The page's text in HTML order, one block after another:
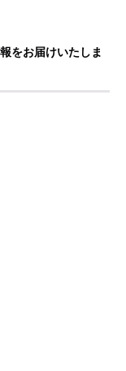
をお届けいたしま